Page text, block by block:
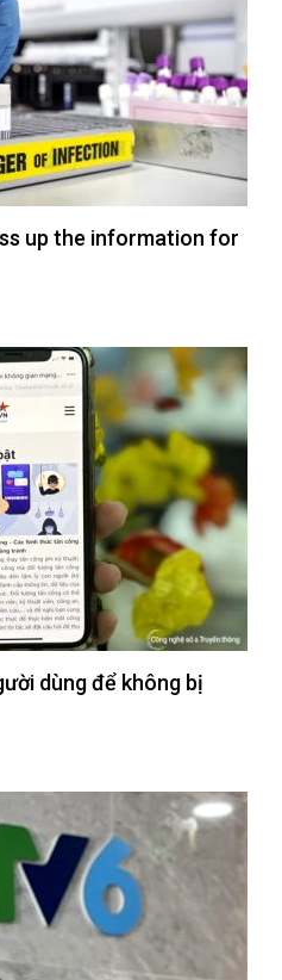
up the information for
dùng để không bị